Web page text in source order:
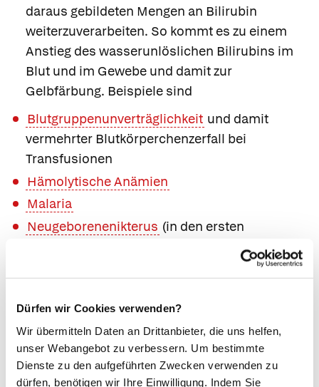
Dürfen wir Cookies verwenden?
Wir übermitteln Daten an Drittanbieter, die uns helfen,
unser Webangebot zu verbessern. Um bestimmte
Dienste zu den aufgeführten Zwecken verwenden zu
dürfen, benötigen wir Ihre Einwilligung. Indem Sie
daraus gebildeten Mengen an Bilirubin
weiterzuverarbeiten. So kommt es zu einem
Anstieg des wasserunlöslichen Bilirubins im
Blut und im Gewebe und damit zur
Gelbfärbung. Beispiele sind
Blutgruppenunverträglichkeit und damit
vermehrter Blutkörperchenzerfall bei
Transfusionen
Hämolytische Anämien
Malaria
Neugeborenenikterus (in den ersten
Intrahepatischer oderhepatozellulärer Ikterus.
Erkrankungen der Leber oder bei
Herzerkrankungen, die zum Rückstau des
Blutes in die Leber führen, können die
geschädigten Leberzellen das anfallende